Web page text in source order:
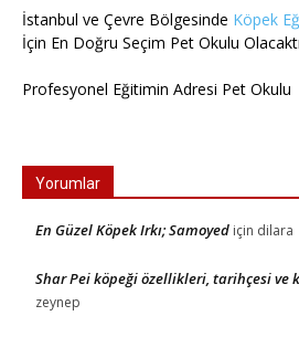
İstanbul ve Çevre Bölgesinde Köpek
İçin En Doğru Seçim Pet Okulu
Profesyonel Eğitimin Adresi Pet Okulu
Yorumlar
En Güzel Köpek Irkı; Samoyed için dilara
Shar Pei köpeği özellikleri, tarihçesi ve
zeynep